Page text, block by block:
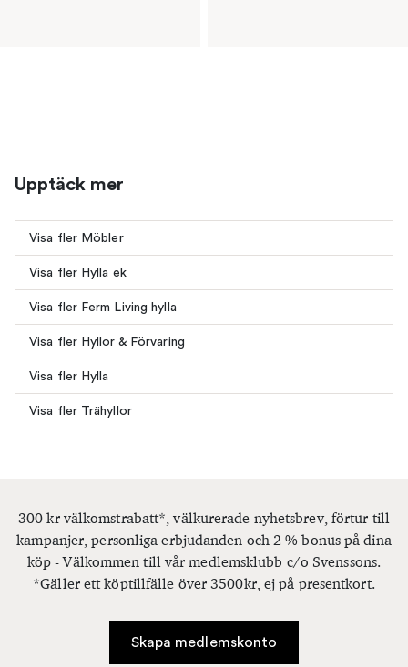
Upptäck mer
Visa fler Möbler
Visa fler Hylla ek
Visa fler Ferm Living hylla
Visa fler Hyllor & Förvaring
Visa fler Hylla
Visa fler Trähyllor
300 kr välkomstrabatt*, välkurerade nyhetsbrev, förtur till
kampanjer, personliga erbjudanden och 2 % bonus på dina
köp - Välkommen till vår medlemsklubb c/o Svenssons.
*Gäller ett köptillfälle över 3500kr, ej på presentkort.
Skapa medlemskonto